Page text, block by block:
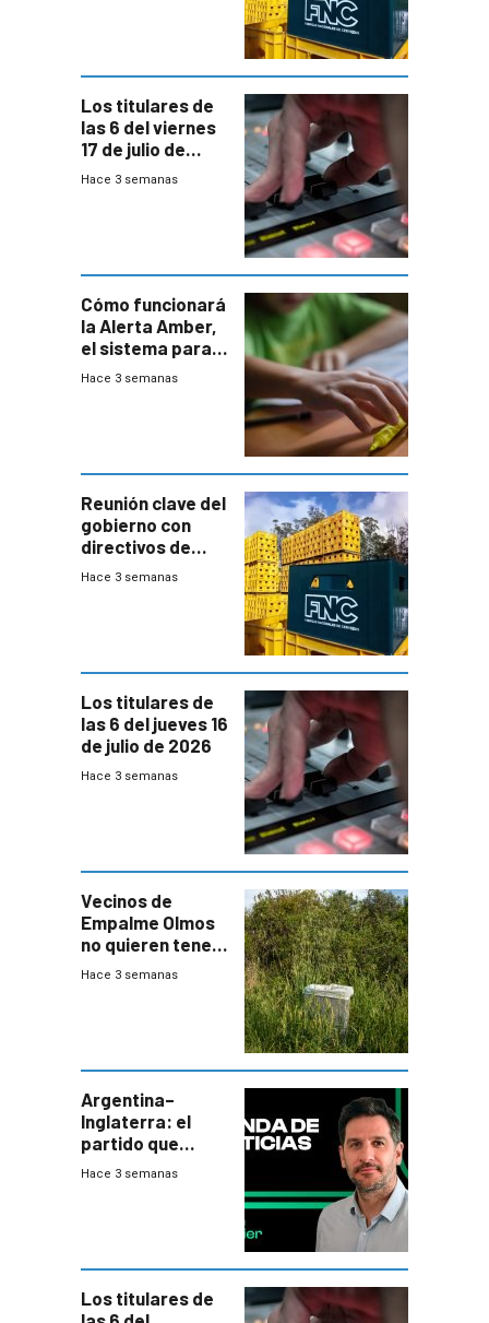
Los titulares de
las 6 del viernes
17 de julio de
2026
Hace 3 semanas
Cómo funcionará
la Alerta Amber,
el sistema para
la búsqueda
Hace 3 semanas
Reunión clave del
gobierno con
directivos de
Fábricas
Hace 3 semanas
Los titulares de
las 6 del jueves 16
de julio de 2026
Hace 3 semanas
Vecinos de
Empalme Olmos
no quieren tener
cerca una planta
departamental
Hace 3 semanas
Argentina–
Inglaterra: el
partido que
nunca termina
Hace 3 semanas
Los titulares de